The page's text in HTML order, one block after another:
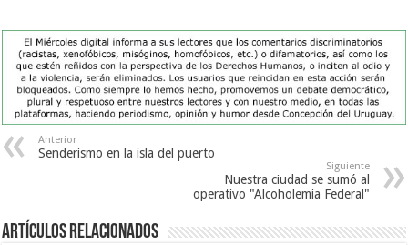
Anterior
Senderismo en la isla del puerto
Siguiente
Nuestra ciudad se sumó al
operativo "Alcoholemia Federal"
Artículos Relacionados